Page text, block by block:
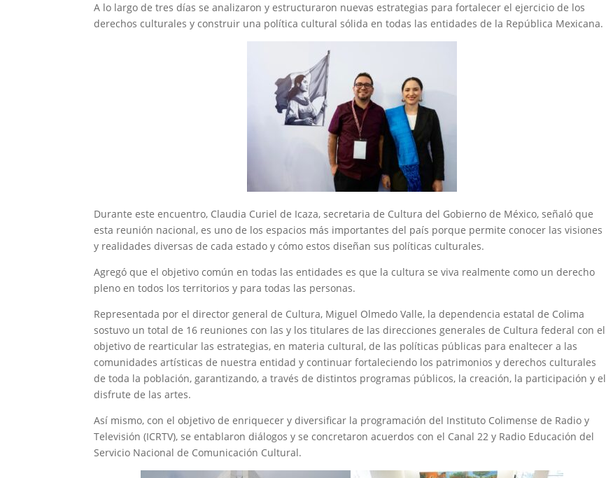
A lo largo de tres días se analizaron y estructuraron nuevas estrategias para fortalecer el ejercicio de los
derechos culturales y construir una política cultural sólida en todas las entidades de la República Mexicana.
Durante este encuentro, Claudia Curiel de Icaza, secretaria de Cultura del Gobierno de México, señaló que
esta reunión nacional, es uno de los espacios más importantes del país porque permite conocer las visiones
y realidades diversas de cada estado y cómo estos diseñan sus políticas culturales.
Agregó que el objetivo común en todas las entidades es que la cultura se viva realmente como un derecho
pleno en todos los territorios y para todas las personas.
Representada por el director general de Cultura, Miguel Olmedo Valle, la dependencia estatal de Colima
sostuvo un total de 16 reuniones con las y los titulares de las direcciones generales de Cultura federal con el
objetivo de rearticular las estrategias, en materia cultural, de las políticas públicas para enaltecer a las
comunidades artísticas de nuestra entidad y continuar fortaleciendo los patrimonios y derechos culturales
de toda la población, garantizando, a través de distintos programas públicos, la creación, la participación y el
disfrute de las artes.
Así mismo, con el objetivo de enriquecer y diversificar la programación del Instituto Colimense de Radio y
Televisión (ICRTV), se entablaron diálogos y se concretaron acuerdos con el Canal 22 y Radio Educación del
Servicio Nacional de Comunicación Cultural.